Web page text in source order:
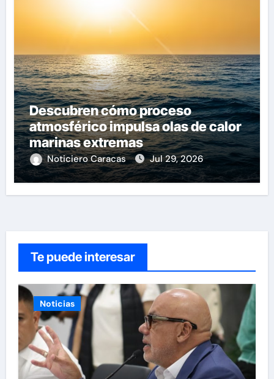
Descubren cómo proceso
atmosférico impulsa olas de calor
marinas extremas
Noticiero Caracas Jul 29, 2026
Te puede interesar
Noticias